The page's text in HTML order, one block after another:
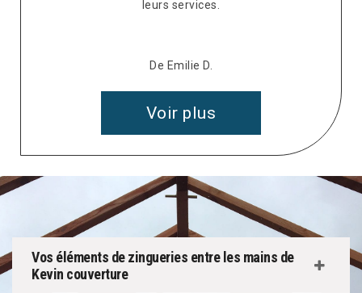
leurs services.
De Emilie D.
Voir plus
Vos éléments de zingueries entre les mains de
Kevin couverture